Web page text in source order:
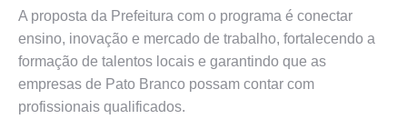
A proposta da Prefeitura com o programa é conectar
ensino, inovação e mercado de trabalho, fortalecendo a
formação de talentos locais e garantindo que as
empresas de Pato Branco possam contar com
profissionais qualificados.